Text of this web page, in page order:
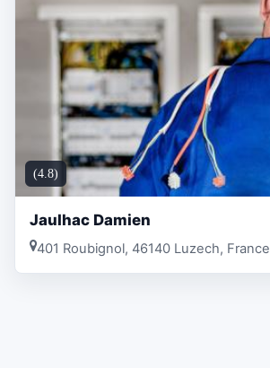
(4.8)
Jaulhac Damien
401 Roubignol, 46140 Luzech, France